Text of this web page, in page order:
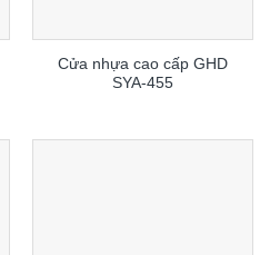
Cửa nhựa cao cấp GHD
SYA-455